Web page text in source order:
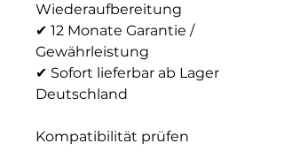
Wiederaufbereitung
✔ 12 Monate Garantie /
Gewährleistung
✔ Sofort lieferbar ab Lager
Deutschland
Kompatibilität prüfen